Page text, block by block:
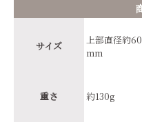
サイズ
上部直径約
mm
重さ 約130g